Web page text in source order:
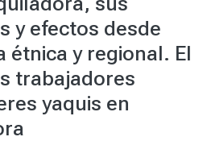
y efectos desde
étnica y regional. El
trabajadores
yaquis en